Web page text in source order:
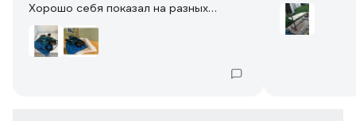
Хорошо себя показал на разных
проектах, незаменим при шлифовке
паркета и плинтусов. По
характеристикам превосходит